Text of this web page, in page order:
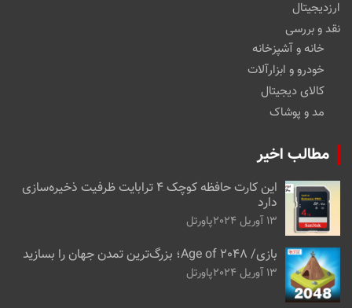
ارزدیجیتال
نقد و بررسی
خانه و آشپزخانه
خودرو و ابزارآلات
کالای دیجیتال
مد و پوشاک
مطالب اخیر
این کارت حافظه کوچک ۴ ترابایت ظرفیت ذخیره‌سازی
دارد
13 آوریل 2024 پاورتل
بازی/ Age of 2048؛ بزرگ‌ترین تمدن جهان را بسازید
13 آوریل 2024 پاورتل